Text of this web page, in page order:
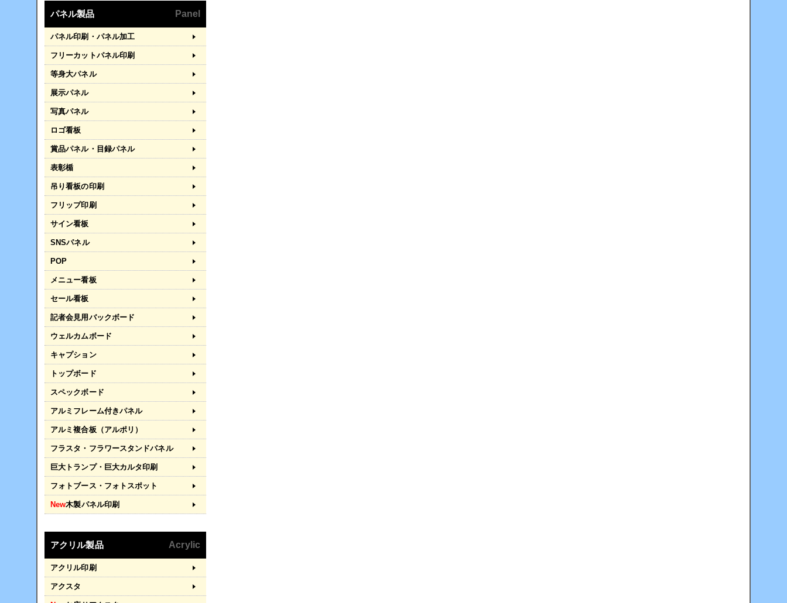
パネル製品 Panel
パネル印刷・パネル加工
フリーカットパネル印刷
等身大パネル
展示パネル
写真パネル
ロゴ看板
賞品パネル・目録パネル
表彰楯
吊り看板の印刷
フリップ印刷
サイン看板
SNSパネル
POP
メニュー看板
セール看板
記者会見用バックボード
ウェルカムボード
キャプション
トップボード
スペックボード
アルミフレーム付きパネル
アルミ複合板（アルポリ）
フラスタ・フラワースタンドパネル
巨大トランプ・巨大カルタ印刷
フォトブース・フォトスポット
New木製パネル印刷
アクリル製品 Acrylic
アクリル印刷
アクスタ